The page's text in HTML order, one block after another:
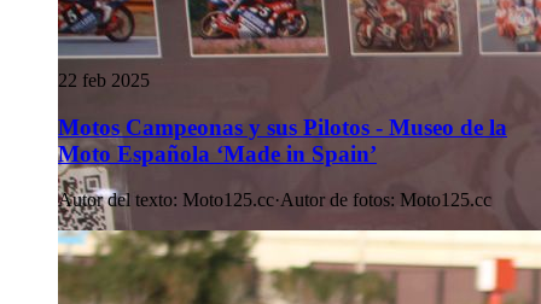
22 feb 2025
Motos Campeonas y sus Pilotos - Museo de la
Moto Española ‘Made in Spain’
Autor del texto: Moto125.cc·Autor de fotos: Moto125.cc